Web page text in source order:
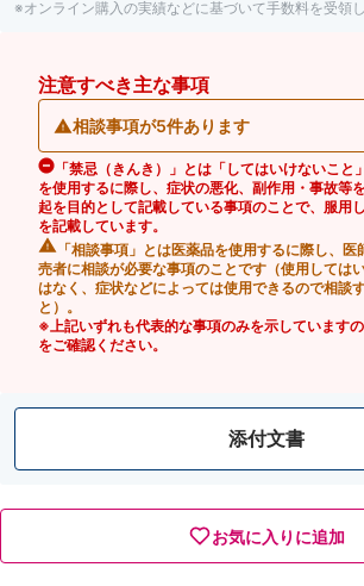
※オンライン購入の実績などに基づいて手数料を受領し
注意すべき主な事項
相談事項が5件あります
「禁忌（きんき）」とは「してはいけないこと
を使用するに際し、症状の悪化、副作用・事故等
起を目的として記載している事項のことで、服用
を記載しています。
「相談事項」とは医薬品を使用するに際し、
売者に相談が必要な事項のことです（使用しては
はなく、症状などによっては使用できるので相談
と）。
※上記いずれも代表的な事項のみを示しています
をご確認ください。
添付文書
お気に入りに追加